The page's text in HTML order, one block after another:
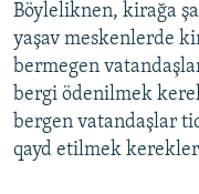
Böyleliknen, kirağa
yaşav meskenlerde
bermegen
bergi ödenilmek
bergen vatandaşlar
qayd etilmek